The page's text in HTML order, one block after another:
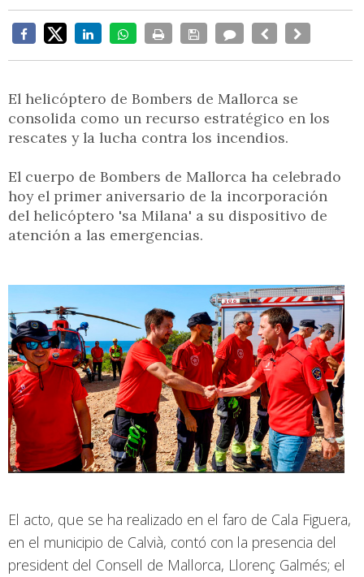
El helicóptero de Bombers de Mallorca se
consolida como un recurso estratégico en los
rescates y la lucha contra los incendios.
El cuerpo de Bombers de Mallorca ha celebrado
hoy el primer aniversario de la incorporación
del helicóptero 'sa Milana' a su dispositivo de
atención a las emergencias.
El acto, que se ha realizado en el faro de Cala Figuera,
en el municipio de Calvià, contó con la presencia del
president del Consell de Mallorca, Llorenç Galmés; el